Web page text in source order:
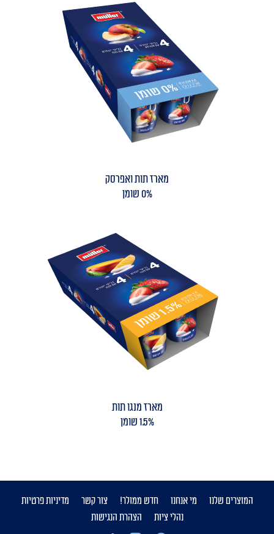
מארז תות ואפרסק
0% שומן
מארז מנגו תות
1.5% שומן
המוצרים שלנו מי אנחנו חדש ממולר! צור קשר
מדיניות פרטיות
נהלי ציות
הצהרת הנגישות